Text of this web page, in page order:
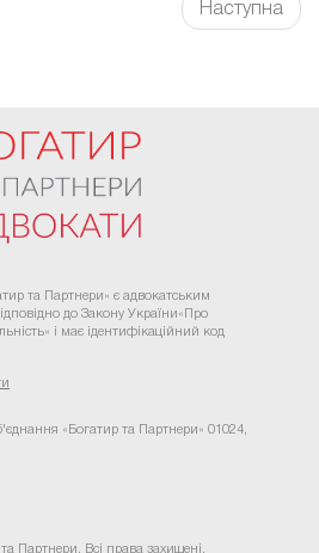
Наступна
та Партнери» є адвокатським
до Закону України«Про
і має ідентифікаційний код
«Богатир та Партнери» 01024,
Партнери. Всі права захищені.